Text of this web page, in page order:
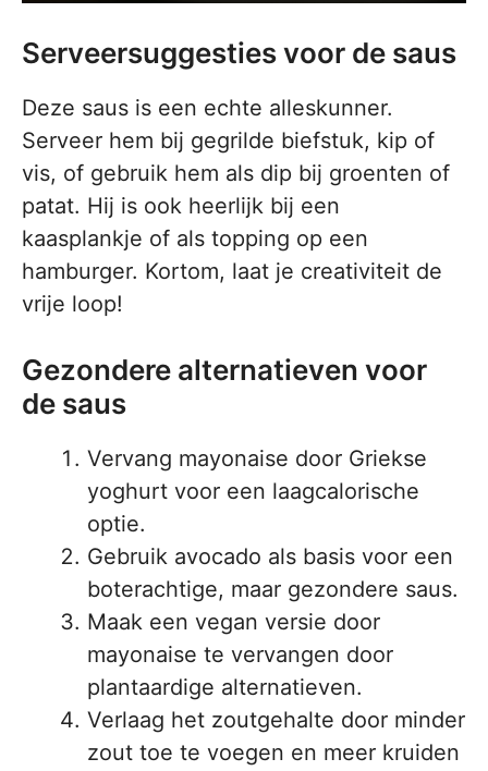
Serveersuggesties voor de saus
Deze saus is een echte alleskunner.
Serveer hem bij gegrilde biefstuk, kip of
vis, of gebruik hem als dip bij groenten of
patat. Hij is ook heerlijk bij een
kaasplankje of als topping op een
hamburger. Kortom, laat je creativiteit de
vrije loop!
Gezondere alternatieven voor
de saus
Vervang mayonaise door Griekse
yoghurt voor een laagcalorische
optie.
Gebruik avocado als basis voor een
boterachtige, maar gezondere saus.
Maak een vegan versie door
mayonaise te vervangen door
plantaardige alternatieven.
Verlaag het zoutgehalte door minder
zout toe te voegen en meer kruiden